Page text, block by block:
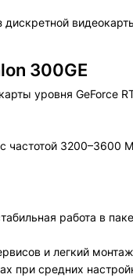
300GE
уровня GeForce
частотой 3200–3600
работа в
и легкий
при средних